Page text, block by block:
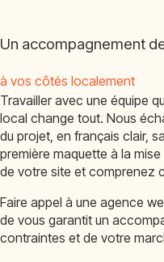
Un accompagnement
à vos côtés localement
Travailler avec une équipe
local change tout. Nous
du projet, en français clair,
première maquette à la
de votre site et comprenez
Faire appel à une agence
de vous garantit un
contraintes et de votre